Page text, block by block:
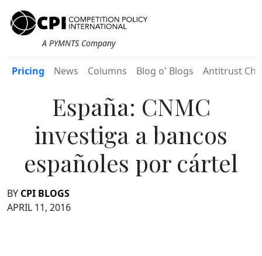
A PYMNTS Company
Pricing News Columns Blog o' Blogs Antitrust
España: CNMC
investiga a bancos
españoles por cártel
BY CPI BLOGS
APRIL 11, 2016